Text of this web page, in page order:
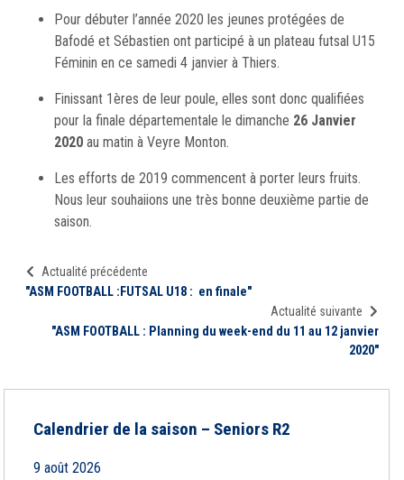
Pour débuter l’année 2020 les jeunes protégées de
Bafodé et Sébastien ont participé à un plateau futsal U15
Féminin en ce samedi 4 janvier à Thiers.
Finissant 1ères de leur poule, elles sont donc qualifiées
pour la finale départementale le dimanche 26 Janvier
2020 au matin à Veyre Monton.
Les efforts de 2019 commencent à porter leurs fruits.
Nous leur souhaiions une très bonne deuxième partie de
saison.
Actualité précédente
"ASM FOOTBALL :FUTSAL U18 : en finale"
Actualité suivante
"ASM FOOTBALL : Planning du week-end du 11 au 12 janvier
2020"
Calendrier de la saison – Seniors R2
9 août 2026